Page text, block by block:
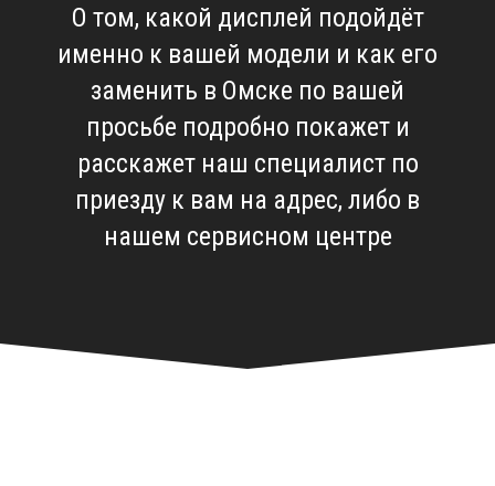
О том, какой дисплей подойдёт
именно к вашей модели и как его
заменить в Омске по вашей
просьбе подробно покажет и
расскажет наш специалист по
приезду к вам на адрес, либо в
нашем сервисном центре